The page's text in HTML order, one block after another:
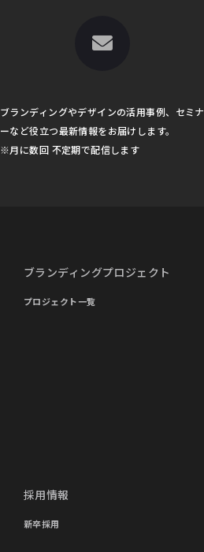
ブランディングやデザインの活用事例、セミナ
ーなど役立つ最新情報をお届けします。
※月に数回 不定期で配信します
ブランディングプロジェクト
プロジェクト一覧
採用情報
新卒採用